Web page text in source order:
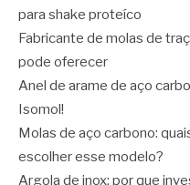
para shake proteíco
Fabricante de molas de
pode oferecer
Anel de arame de aço
Isomol!
Molas de aço carbono:
escolher esse modelo?
Argola de inox: por que